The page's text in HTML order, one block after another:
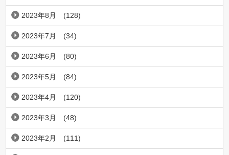
2023年8月 (128)
2023年7月 (34)
2023年6月 (80)
2023年5月 (84)
2023年4月 (120)
2023年3月 (48)
2023年2月 (111)